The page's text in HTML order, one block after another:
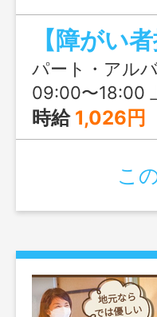
で4時間から勤
しずつ仕事に
です。
パート・アル
09:00〜18:00
時給 1,026円
こ